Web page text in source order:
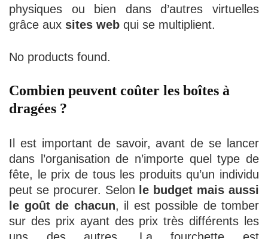
physiques ou bien dans d’autres virtuelles
grâce aux sites web qui se multiplient.
No products found.
Combien peuvent coûter les boîtes à
dragées ?
Il est important de savoir, avant de se lancer
dans l’organisation de n’importe quel type de
fête, le prix de tous les produits qu’un individu
peut se procurer. Selon le budget mais aussi
le goût de chacun, il est possible de tomber
sur des prix ayant des prix très différents les